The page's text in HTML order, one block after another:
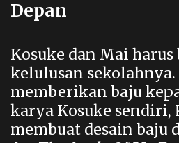
Depan
Kosuke dan Mai
kelulusan
memberikan baju
karya Kosuke sendiri,
membuat desain baju